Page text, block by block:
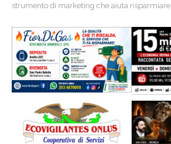
strumento di marketing che aiuta risparmiare